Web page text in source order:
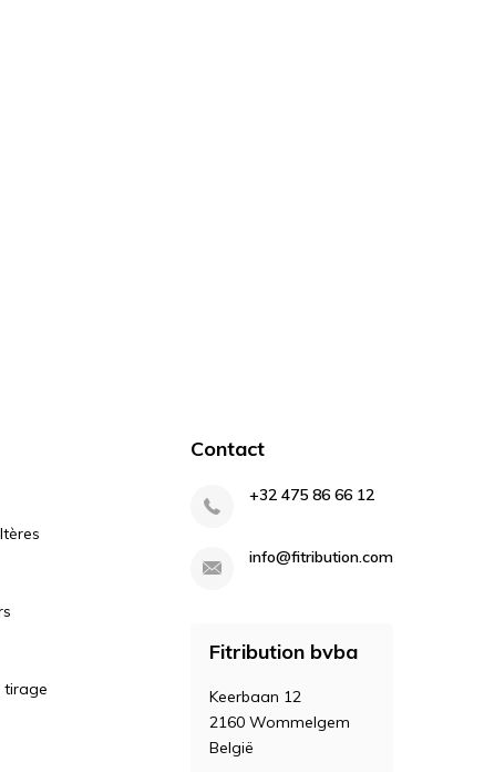
tirage
Contact
+32 475 86 66 12
info@fitribution.com
Fitribution bvba
Keerbaan 12
2160 Wommelgem
België